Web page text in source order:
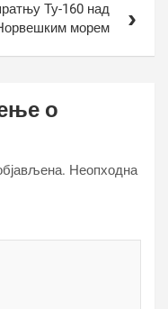
Ту-160 над
морем
о
Неопходна